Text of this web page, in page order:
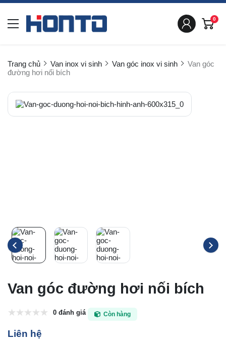
0
Trang chủ Van inox vi sinh Van góc inox vi sinh
Van góc
đường hơi nối bích
Van góc đường hơi nối bích
0 đánh giá Còn hàng
Liên hệ